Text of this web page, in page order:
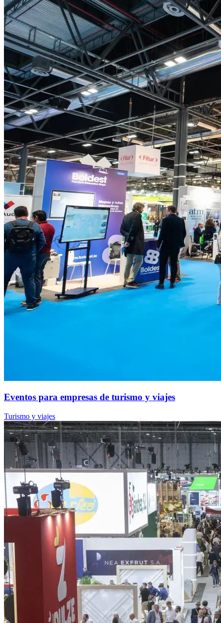
Eventos para empresas de turismo y viajes
Turismo y viajes